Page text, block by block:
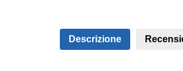
Descrizione